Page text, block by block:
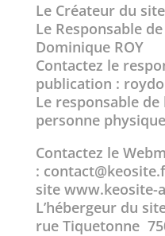
Le Créateur du
Le Responsable
Dominique ROY
Contactez le
publication :
Le responsable
personne
Contactez le
:
site www.keosite-
L’hébergeur du
rue Tiquetonne